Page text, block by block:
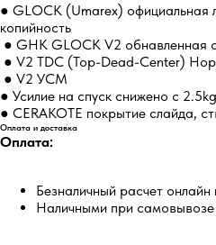
● GLOCK (Umarex) официальная
копийность
● GHK GLOCK V2 обнавленная
● V2 TDC (Top-Dead-Center)
● V2 УСМ
● Усилие на спуск снижено с
● CERAKOTE покрытие слайда,
Оплата и доставка
Оплата:
Безналичный расчет онлайн
Наличными при самовывозе